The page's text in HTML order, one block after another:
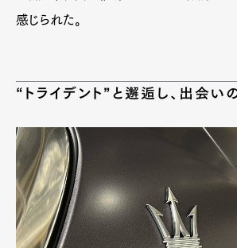
感じられた。
“トライデント”と邂逅し、出会い